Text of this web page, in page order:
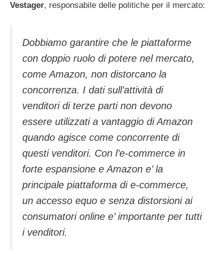
Vestager, responsabile delle politiche per il mercato:
Dobbiamo garantire che le piattaforme
con doppio ruolo di potere nel mercato,
come Amazon, non distorcano la
concorrenza. I dati sull’attività di
venditori di terze parti non devono
essere utilizzati a vantaggio di Amazon
quando agisce come concorrente di
questi venditori. Con l’e-commerce in
forte espansione e Amazon e’ la
principale piattaforma di e-commerce,
un accesso equo e senza distorsioni ai
consumatori online e’ importante per tutti
i venditori.